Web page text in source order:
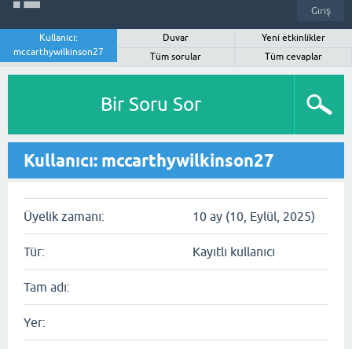
Giriş
Kullanıcı:
mccarthywilkinson27
Duvar
Yeni etkinlikler
Tüm sorular
Tüm cevaplar
Bir Soru Sor
Kullanıcı: mccarthywilkinson27
Üyelik zamanı: 10 ay (10, Eylül, 2025)
Tür: Kayıtlı kullanıcı
Tam adı:
Yer: